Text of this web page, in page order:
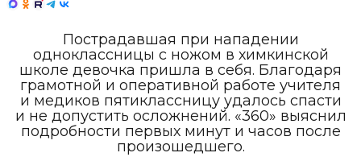
Пострадавшая при нападении
одноклассницы с ножом в химкинской
школе девочка пришла в себя. Благодаря
грамотной и оперативной работе учителя
и медиков пятиклассницу удалось спасти
и не допустить осложнений. «360» выяснил
подробности первых минут и часов после
произошедшего.